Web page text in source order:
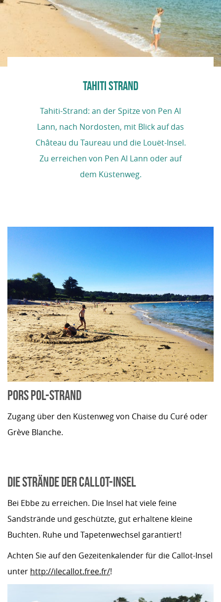
TAHITI STRAND
Tahiti-Strand: an der Spitze von Pen Al
Lann, nach Nordosten, mit Blick auf das
Château du Taureau und die Louët-Insel.
Zu erreichen von Pen Al Lann oder auf
dem Küstenweg.
PORS POL-STRAND
Zugang über den Küstenweg von Chaise du Curé oder
Grève Blanche.
DIE STRÄNDE DER CALLOT-INSEL
Bei Ebbe zu erreichen. Die Insel hat viele feine
Sandstrände und geschützte, gut erhaltene kleine
Buchten. Ruhe und Tapetenwechsel garantiert!
Achten Sie auf den Gezeitenkalender für die Callot-Insel
unter http://ilecallot.free.fr/!